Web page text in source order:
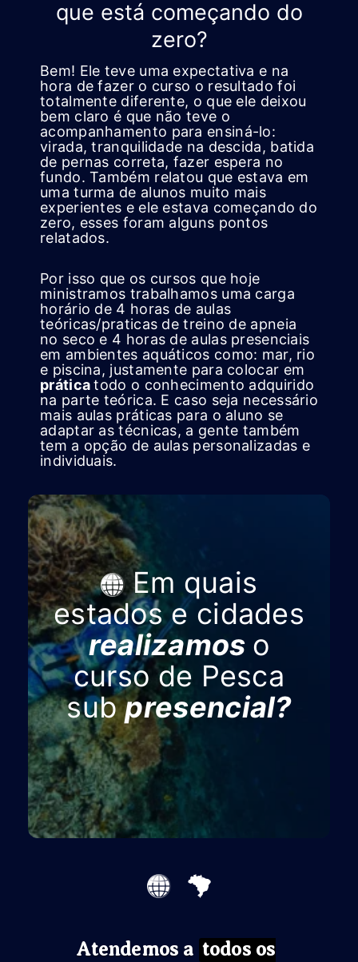
que está começando do
zero?
Bem! Ele teve uma expectativa e na
hora de fazer o curso o resultado foi
totalmente diferente, o que ele deixou
bem claro é que não teve o
acompanhamento para ensiná-lo:
virada, tranquilidade na descida, batida
de pernas correta, fazer espera no
fundo. Também relatou que estava em
uma turma de alunos muito mais
experientes e ele estava começando do
zero, esses foram alguns pontos
relatados.
Por isso que os cursos que hoje
ministramos trabalhamos uma carga
horário de 4 horas de aulas
teóricas/praticas de treino de apneia
no seco e 4 horas de aulas presenciais
em ambientes aquáticos como: mar, rio
e piscina, justamente para colocar em
práticatodo o conhecimento adquirido
na parte teórica. E caso seja necessário
mais aulas práticas para o aluno se
adaptar as técnicas, a gente também
tem a opção de aulas personalizadas e
individuais.
Em quais
estados e cidades
realizamos o
curso de Pesca
subpresencial?
Atendemos a todos os